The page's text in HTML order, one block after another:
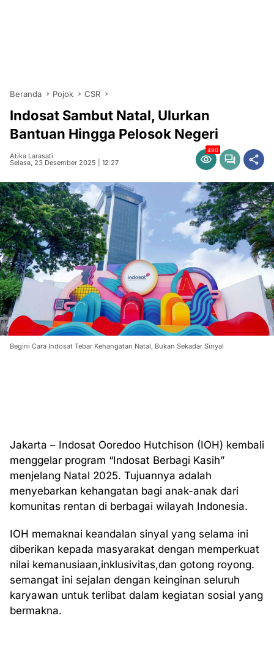
Beranda Pojok CSR
Indosat Sambut Natal, Ulurkan
Bantuan Hingga Pelosok Negeri
Atika Larasati
Selasa, 23 Desember 2025 | 12:27
490
Begini Cara Indosat Tebar Kehangatan Natal, Bukan Sekadar Sinyal
Jakarta – Indosat Ooredoo Hutchison (IOH) kembali
menggelar program “Indosat Berbagi Kasih”
menjelang Natal 2025. Tujuannya adalah
menyebarkan kehangatan bagi anak-anak dari
komunitas rentan di berbagai wilayah Indonesia.
IOH memaknai keandalan sinyal yang selama ini
diberikan kepada masyarakat dengan memperkuat
nilai kemanusiaan,inklusivitas,dan gotong royong.
semangat ini sejalan dengan keinginan seluruh
karyawan untuk terlibat dalam kegiatan sosial yang
bermakna.